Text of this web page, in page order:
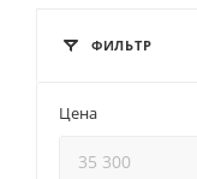
ФИЛЬТР
Цена